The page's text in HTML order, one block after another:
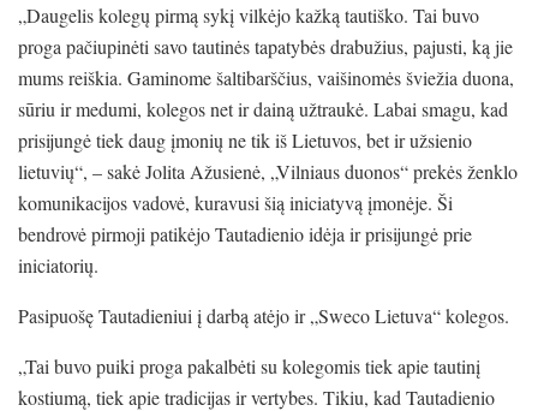
„Daugelis kolegų pirmą sykį vilkėjo kažką tautiško. Tai buvo
proga pačiupinėti savo tautinės tapatybės drabužius, pajusti, ką jie
mums reiškia. Gaminome šaltibarščius, vaišinomės šviežia duona,
sūriu ir medumi, kolegos net ir dainą užtraukė. Labai smagu, kad
prisijungė tiek daug įmonių ne tik iš Lietuvos, bet ir užsienio
lietuvių“, – sakė Jolita Ažusienė, „Vilniaus duonos“ prekės ženklo
komunikacijos vadovė, kuravusi šią iniciatyvą įmonėje. Ši
bendrovė pirmoji patikėjo Tautadienio idėja ir prisijungė prie
iniciatorių.
Pasipuošę Tautadieniui į darbą atėjo ir „Sweco Lietuva“ kolegos.
„Tai buvo puiki proga pakalbėti su kolegomis tiek apie tautinį
kostiumą, tiek apie tradicijas ir vertybes. Tikiu, kad Tautadienio